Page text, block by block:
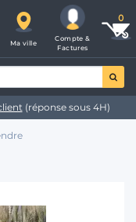
Ma ville
Compte &
Factures
(réponse sous 4H)